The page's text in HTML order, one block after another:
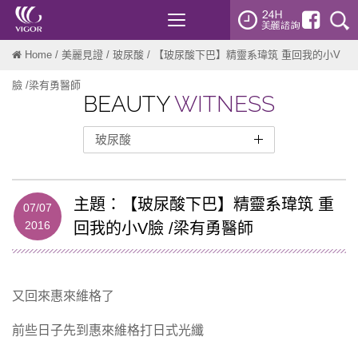
Toggle
navigation
Home / 美麗見證 / 玻尿酸 / 【玻尿酸下巴】精靈系瑋筑 重回我的小V
臉 /梁有勇醫師
玻尿酸
醫美微整
肉毒桿菌注射
Radiesse 瑞得喜
洢蓮絲-ELLANSE
妊娠紋
BEAUTYWITNESS
07/07
2016
主題：【玻尿酸下巴】精靈系瑋筑 重
回我的小V臉 /梁有勇醫師
又回來惠來維格了
前些日子先到惠來維格打日式光纖